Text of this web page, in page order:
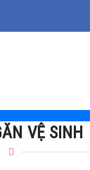
VỆ SINH